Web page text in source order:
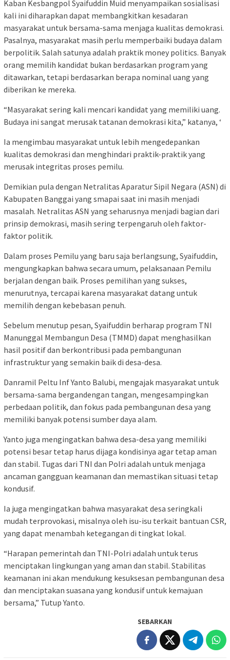
Kaban Kesbangpol Syaifuddin Muid menyampaikan sosialisasi
kali ini diharapkan dapat membangkitkan kesadaran
masyarakat untuk bersama-sama menjaga kualitas demokrasi.
Pasalnya, masyarakat masih perlu memperbaiki budaya dalam
berpolitik. Salah satunya adalah praktik money politics. Banyak
orang memilih kandidat bukan berdasarkan program yang
ditawarkan, tetapi berdasarkan berapa nominal uang yang
diberikan ke mereka.
“Masyarakat sering kali mencari kandidat yang memiliki uang.
Budaya ini sangat merusak tatanan demokrasi kita,” katanya, ‘
Ia mengimbau masyarakat untuk lebih mengedepankan
kualitas demokrasi dan menghindari praktik-praktik yang
merusak integritas proses pemilu.
Demikian pula dengan Netralitas Aparatur Sipil Negara (ASN) di
Kabupaten Banggai yang smapai saat ini masih menjadi
masalah. Netralitas ASN yang seharusnya menjadi bagian dari
prinsip demokrasi, masih sering terpengaruh oleh faktor-
faktor politik.
Dalam proses Pemilu yang baru saja berlangsung, Syaifuddin,
mengungkapkan bahwa secara umum, pelaksanaan Pemilu
berjalan dengan baik. Proses pemilihan yang sukses,
menurutnya, tercapai karena masyarakat datang untuk
memilih dengan kebebasan penuh.
Sebelum menutup pesan, Syaifuddin berharap program TNI
Manunggal Membangun Desa (TMMD) dapat menghasilkan
hasil positif dan berkontribusi pada pembangunan
infrastruktur yang semakin baik di desa-desa.
Danramil Peltu Inf Yanto Balubi, mengajak masyarakat untuk
bersama-sama bergandengan tangan, mengesampingkan
perbedaan politik, dan fokus pada pembangunan desa yang
memiliki banyak potensi sumber daya alam.
Yanto juga mengingatkan bahwa desa-desa yang memiliki
potensi besar tetap harus dijaga kondisinya agar tetap aman
dan stabil. Tugas dari TNI dan Polri adalah untuk menjaga
ancaman gangguan keamanan dan memastikan situasi tetap
kondusif.
Ia juga mengingatkan bahwa masyarakat desa seringkali
mudah terprovokasi, misalnya oleh isu-isu terkait bantuan CSR,
yang dapat menambah ketegangan di tingkat lokal.
“Harapan pemerintah dan TNI-Polri adalah untuk terus
menciptakan lingkungan yang aman dan stabil. Stabilitas
keamanan ini akan mendukung kesuksesan pembangunan desa
dan menciptakan suasana yang kondusif untuk kemajuan
bersama,” Tutup Yanto.
SEBARKAN